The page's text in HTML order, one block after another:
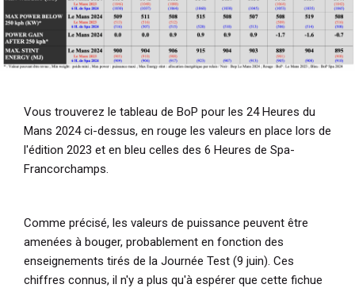
Vous trouverez le tableau de BoP pour les 24 Heures du
Mans 2024 ci-dessus, en rouge les valeurs en place lors de
l'édition 2023 et en bleu celles des 6 Heures de Spa-
Francorchamps.
Comme précisé, les valeurs de puissance peuvent être
amenées à bouger, probablement en fonction des
enseignements tirés de la Journée Test (9 juin). Ces
chiffres connus, il n'y a plus qu'à espérer que cette fichue